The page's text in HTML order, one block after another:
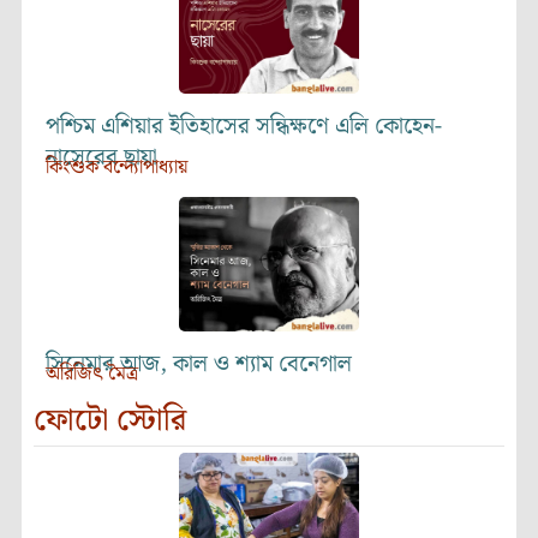
পশ্চিম এশিয়ার ইতিহাসের সন্ধিক্ষণে এলি কোহেন-
নাসেরের ছায়া
কিংশুক বন্দ্যোপাধ্যায়
সিনেমার আজ, কাল ও শ্যাম বেনেগাল
অরিজিৎ মৈত্র
ফোটো স্টোরি